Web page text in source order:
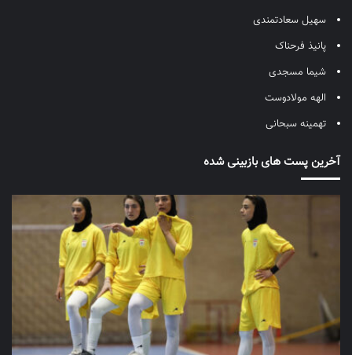
سهیل سعادتمندی
پانیذ فرحناک
شیما مسجدی
الهه مولادوست
تهمینه سبحانی
آخرین پست های بازبینی شده